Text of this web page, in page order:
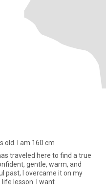
old. I am 160 cm
traveled here to find a true
gentle, warm, and
past, I overcame it on my
lesson. I want